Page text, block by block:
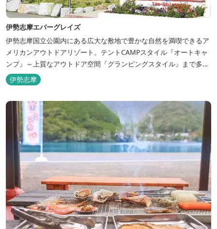
伊勢志摩エバーグレイズ
伊勢志摩国立公園内にある広大な敷地で豊かな自然を満喫できるア
メリカンアウトドアリゾート。テントCAMPスタイル『オートキャ
ンプ』～上質なアウトドア空間『グランピングスタイル』まで多彩
な宿泊スタイルを体験できます。 場内ではキッズイベント＆アクテ
ィビティーが人気！365日開催のアメリカンカルチャーを取り入れ
たキッズイベント、カナディアンカヌー、ペダルボート、ファンサ
イクルなど豊富なアクティビ...
伊勢志摩